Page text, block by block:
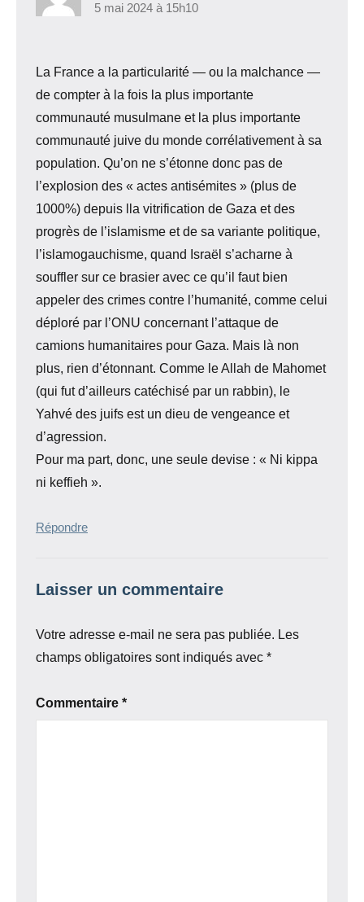
5 mai 2024 à 15h10
La France a la particularité — ou la malchance —
de compter à la fois la plus importante
communauté musulmane et la plus importante
communauté juive du monde corrélativement à sa
population. Qu’on ne s’étonne donc pas de
l’explosion des « actes antisémites » (plus de
1000%) depuis lla vitrification de Gaza et des
progrès de l’islamisme et de sa variante politique,
l’islamogauchisme, quand Israël s’acharne à
souffler sur ce brasier avec ce qu’il faut bien
appeler des crimes contre l’humanité, comme celui
déploré par l’ONU concernant l’attaque de
camions humanitaires pour Gaza. Mais là non
plus, rien d’étonnant. Comme le Allah de Mahomet
(qui fut d’ailleurs catéchisé par un rabbin), le
Yahvé des juifs est un dieu de vengeance et
d’agression.
Pour ma part, donc, une seule devise : « Ni kippa
ni keffieh ».
Répondre
Laisser un commentaire
Votre adresse e-mail ne sera pas publiée. Les
champs obligatoires sont indiqués avec *
Commentaire *